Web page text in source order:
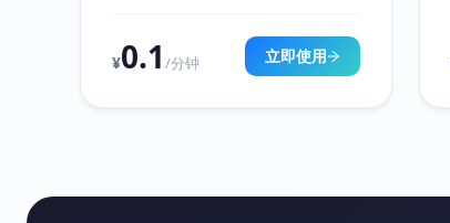
¥0.1 /分钟 立即使用